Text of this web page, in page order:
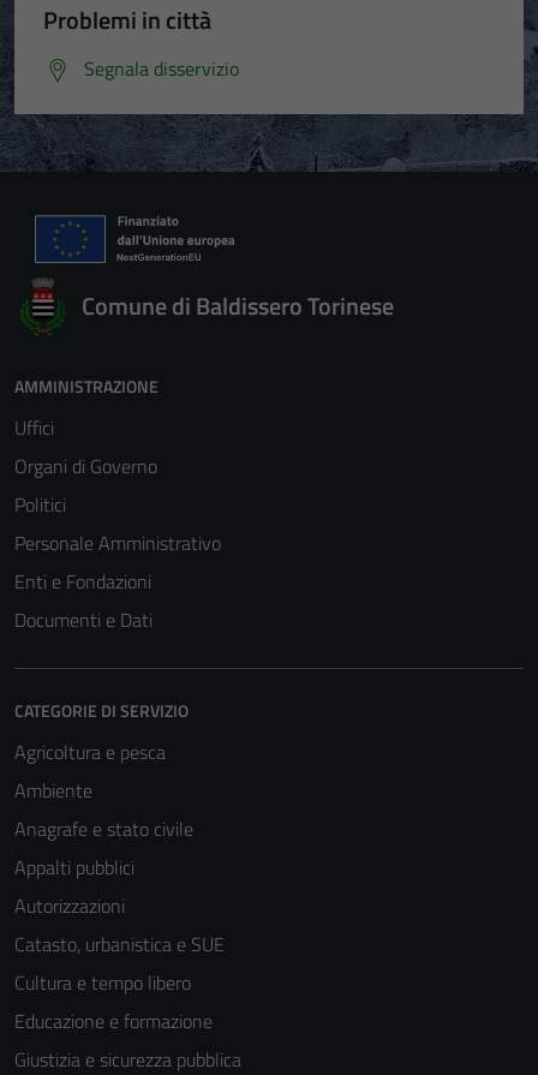
Problemi in città
Segnala disservizio
Comune di Baldissero Torinese
AMMINISTRAZIONE
Uffici
Organi di Governo
Politici
Personale Amministrativo
Enti e Fondazioni
Documenti e Dati
CATEGORIE DI SERVIZIO
Agricoltura e pesca
Ambiente
Anagrafe e stato civile
Appalti pubblici
Autorizzazioni
Catasto, urbanistica e SUE
Cultura e tempo libero
Educazione e formazione
Giustizia e sicurezza pubblica